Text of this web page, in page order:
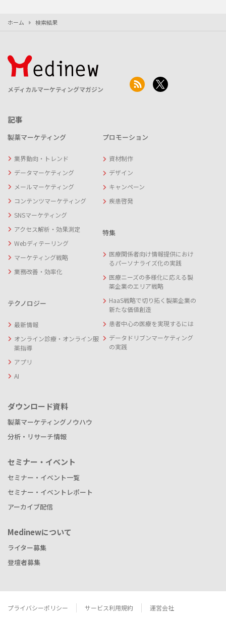
ホーム 検索結果
メディカルマーケティングマガジン
記事
製薬マーケティング
業界動向・トレンド
データマーケティング
メールマーケティング
コンテンツマーケティング
SNSマーケティング
アクセス解析・効果測定
Webディテーリング
マーケティング戦略
業務改善・効率化
テクノロジー
最新情報
オンライン診療・オンライン服
薬指導
アプリ
AI
プロモーション
資材制作
デザイン
キャンペーン
疾患啓発
特集
医療関係者向け情報提供におけ
るパーソナライズ化の実践
医療ニーズの多様化に応える製
薬企業のエリア戦略
HaaS戦略で切り拓く製薬企業の
新たな価値創造
患者中心の医療を実現するには
データドリブンマーケティング
の実践
ダウンロード資料
製薬マーケティングノウハウ
分析・リサーチ情報
セミナー・イベント
セミナー・イベント一覧
セミナー・イベントレポート
アーカイブ配信
Medinewについて
ライター募集
登壇者募集
プライバシーポリシー サービス利用規約 運営会社